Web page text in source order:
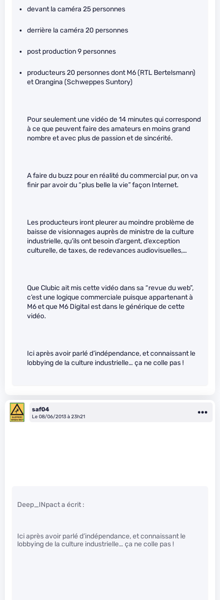
devant la caméra 25 personnes
derrière la caméra 20 personnes
post production 9 personnes
producteurs 20 personnes dont M6 (RTL Bertelsmann)
et Orangina (Schweppes Suntory)
Pour seulement une vidéo de 14 minutes qui correspond
à ce que peuvent faire des amateurs en moins grand
nombre et avec plus de passion et de sincérité.
A faire du buzz pour en réalité du commercial pur, on va
finir par avoir du “plus belle la vie” façon Internet.
Les producteurs iront pleurer au moindre problème de
baisse de visionnages auprès de ministre de la culture
industrielle, qu’ils ont besoin d’argent, d’exception
culturelle, de taxes, de redevances audiovisuelles,…
Que Clubic ait mis cette vidéo dans sa “revue du web”,
c’est une logique commerciale puisque appartenant à
M6 et que M6 Digital est dans le générique de cette
vidéo.
Ici après avoir parlé d’indépendance, et connaissant le
lobbying de la culture industrielle… ça ne colle pas !
saf04
Le 08/06/2013 à 23h21
Deep_INpact a écrit :
Ici après avoir parlé d’indépendance, et connaissant le
lobbying de la culture industrielle… ça ne colle pas !